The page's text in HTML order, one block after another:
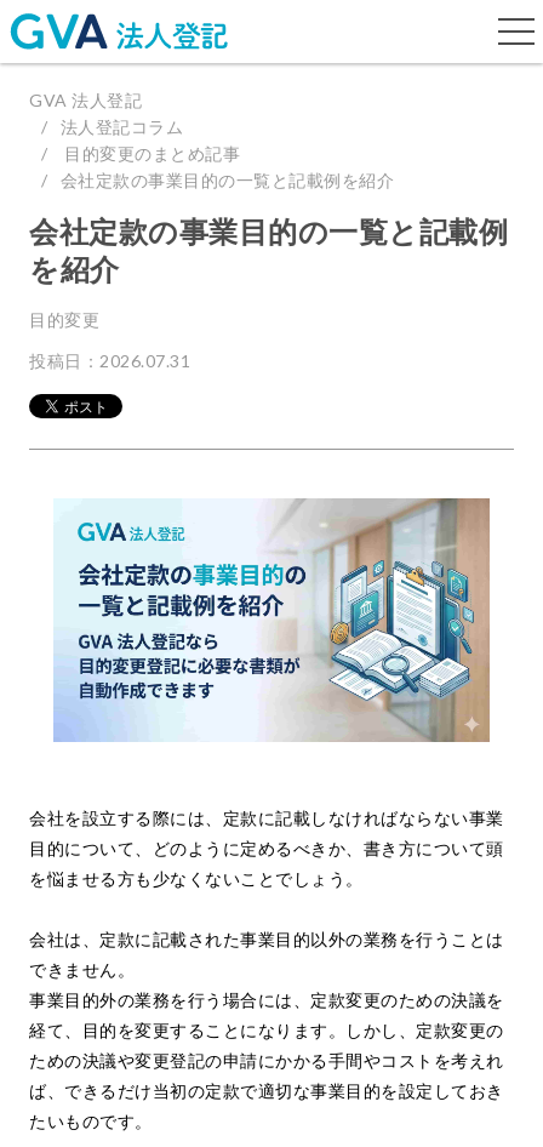
GVA 法人登記
法人登記コラム
目的変更のまとめ記事
会社定款の事業目的の一覧と記載例を紹介
会社定款の事業目的の一覧と記載例
を紹介
目的変更
投稿日：2026.07.31
会社を設立する際には、定款に記載しなければならない事業
目的について、どのように定めるべきか、書き方について頭
を悩ませる方も少なくないことでしょう。
会社は、定款に記載された事業目的以外の業務を行うことは
できません。
事業目的外の業務を行う場合には、定款変更のための決議を
経て、目的を変更することになります。しかし、定款変更の
ための決議や変更登記の申請にかかる手間やコストを考えれ
ば、できるだけ当初の定款で適切な事業目的を設定しておき
たいものです。